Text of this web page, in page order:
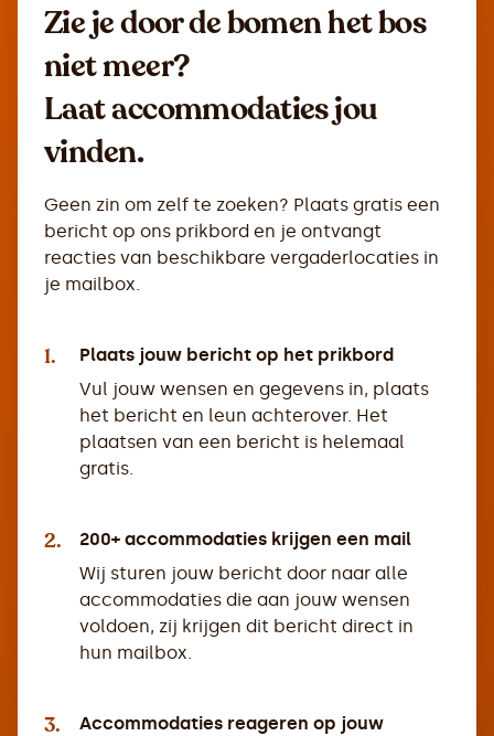
Zie je door de bomen het bos
niet meer?
Laat accommodaties jou
vinden.
Geen zin om zelf te zoeken? Plaats gratis een
bericht op ons prikbord en je ontvangt
reacties van beschikbare vergaderlocaties in
je mailbox.
1.
Plaats jouw bericht op het prikbord
Vul jouw wensen en gegevens in, plaats
het bericht en leun achterover. Het
plaatsen van een bericht is helemaal
gratis.
2.
200+ accommodaties krijgen een mail
Wij sturen jouw bericht door naar alle
accommodaties die aan jouw wensen
voldoen, zij krijgen dit bericht direct in
hun mailbox.
3. Accommodaties reageren op jouw